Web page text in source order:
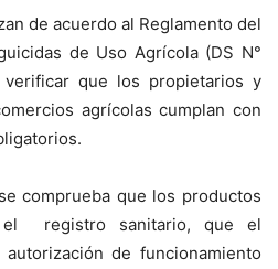
de acuerdo al Reglamento del
de Uso Agrícola (DS N°
verificar que los propietarios y
agrícolas cumplan con
comprueba que los productos
el registro sanitario, que el
de funcionamiento